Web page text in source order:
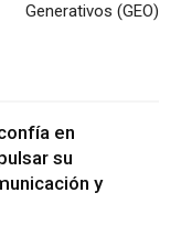
Generativos (GEO)
en
su
y